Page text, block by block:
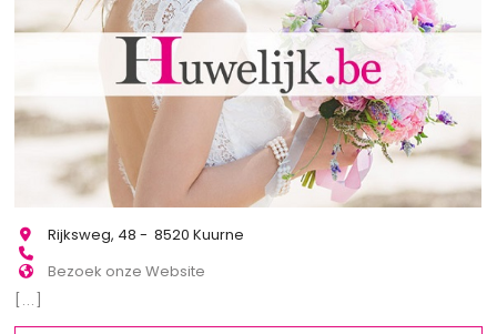
Rijksweg, 48 - 8520 Kuurne
Bezoek onze Website
[...]